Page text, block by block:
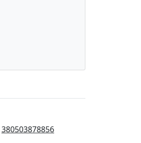
380503878856